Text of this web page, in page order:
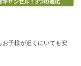
子様が近くにいても安